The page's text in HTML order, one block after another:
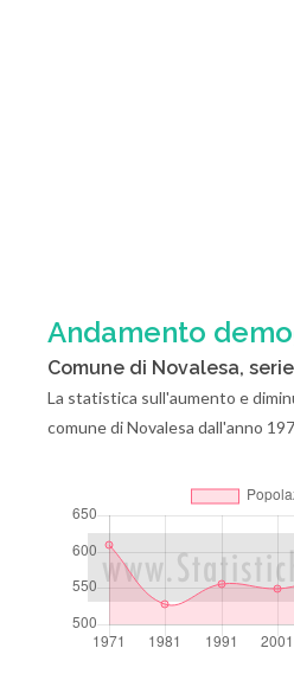
Andamento
Comune di Novalesa,
La statistica sull'aumento e
comune di Novalesa dall'anno